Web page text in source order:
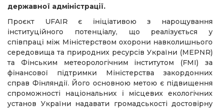
державної адміністрації.
Проєкт UFAIR є ініціативою з нарощування
інституційного потенціалу, що реалізується у
співпраці між Міністерством охорони навколишнього
середовища та природних ресурсів України (MEPNR)
та Фінським метеорологічним інститутом (FMI) за
фінансової підтримки Міністерства закордонних
справ Фінляндії. Його основною метою є підвищення
спроможності національних і місцевих екологічних
установ України надавати громадськості достовірну